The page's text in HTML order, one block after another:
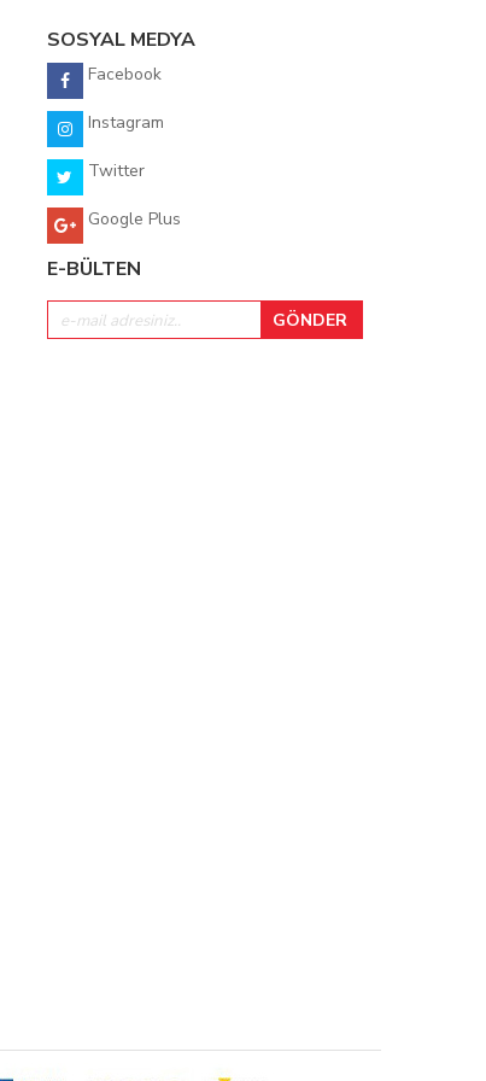
SOSYAL MEDYA
Facebook
Instagram
Twitter
Google Plus
E-BÜLTEN